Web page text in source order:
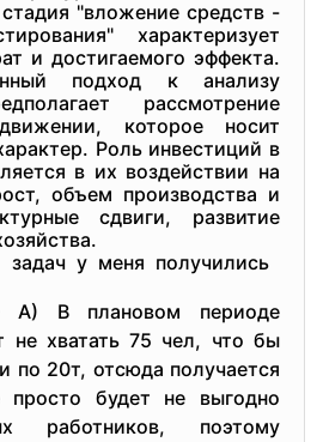
"вложение средств -
характеризует
и достигаемого эффекта.
подход к анализу
рассмотрение
которое носит
Роль инвестиций в
в их воздействии на
объем производства и
сдвиги, развитие
у меня получились
В плановом периоде
не хватать 75 чел, что бы
по 20т, отсюда получается
просто будет не выгодно
работников, поэтому